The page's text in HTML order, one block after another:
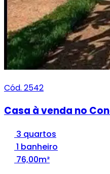
Cód. 2542
Casa à venda no
3 quartos
1 banheiro
76,00m²